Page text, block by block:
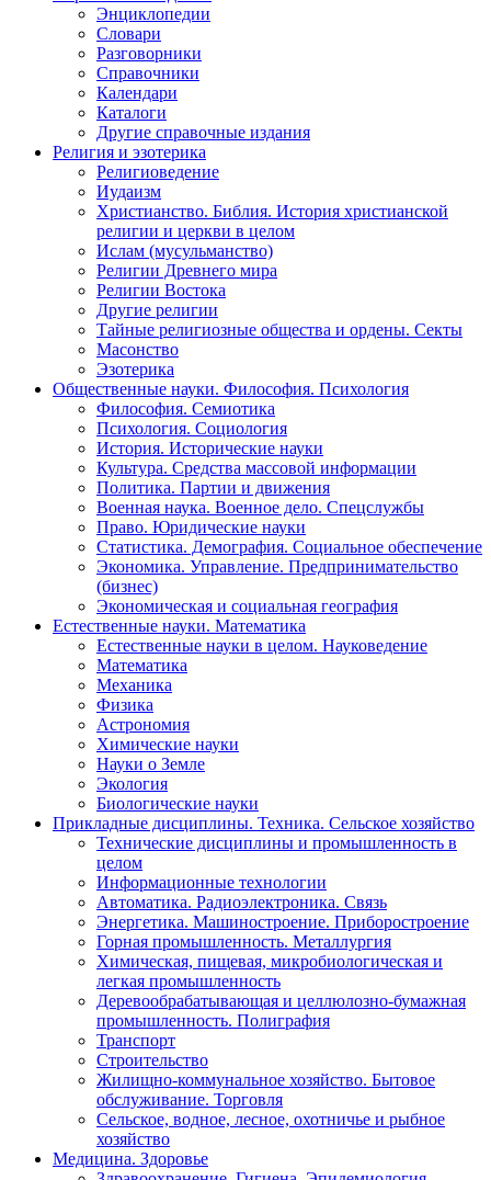
Энциклопедии
Словари
Разговорники
Справочники
Календари
Каталоги
Другие справочные издания
Религия и эзотерика
Религиоведение
Иудаизм
Христианство. Библия. История христианской
религии и церкви в целом
Ислам (мусульманство)
Религии Древнего мира
Религии Востока
Другие религии
Тайные религиозные общества и ордены. Секты
Масонство
Эзотерика
Общественные науки. Философия. Психология
Философия. Семиотика
Психология. Социология
История. Исторические науки
Культура. Средства массовой информации
Политика. Партии и движения
Военная наука. Военное дело. Спецслужбы
Право. Юридические науки
Статистика. Демография. Социальное обеспечение
Экономика. Управление. Предпринимательство
(бизнес)
Экономическая и социальная география
Естественные науки. Математика
Естественные науки в целом. Науковедение
Математика
Механика
Физика
Астрономия
Химические науки
Науки о Земле
Экология
Биологические науки
Прикладные дисциплины. Техника. Сельское хозяйство
Технические дисциплины и промышленность в
целом
Информационные технологии
Автоматика. Радиоэлектроника. Связь
Энергетика. Машиностроение. Приборостроение
Горная промышленность. Металлургия
Химическая, пищевая, микробиологическая и
легкая промышленность
Деревообрабатывающая и целлюлозно-бумажная
промышленность. Полиграфия
Транспорт
Строительство
Жилищно-коммунальное хозяйство. Бытовое
обслуживание. Торговля
Сельское, водное, лесное, охотничье и рыбное
хозяйство
Медицина. Здоровье